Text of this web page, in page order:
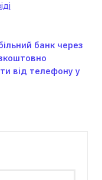
банк через
від телефону у